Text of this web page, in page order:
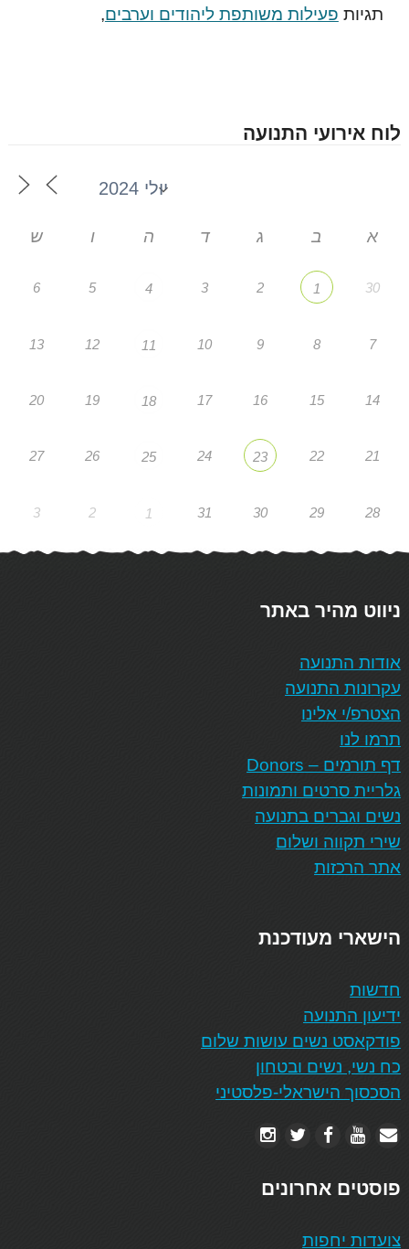
תגיות פעילות משותפת ליהודים וערבים,
לוח אירועי התנועה
א ב ג ד ה ו ש
30
1
2
3
4
5
6
7
8
9
10
11
12
13
14
15
16
17
18
19
20
21
22
23
24
25
26
27
28
29
30
31
1
2
3
ניווט מהיר באתר
אודות התנועה
עקרונות התנועה
הצטרפ/י אלינו
תרמו לנו
דף תורמים – Donors
גלריית סרטים ותמונות
נשים וגברים בתנועה
שירי תקווה ושלום
אתר הרכזות
הישארי מעודכנת
חדשות
ידיעון התנועה
פודקאסט נשים עושות שלום
כח נשי, נשים ובטחון
הסכסוך הישראלי-פלסטיני
פוסטים אחרונים
צועדות יחפות